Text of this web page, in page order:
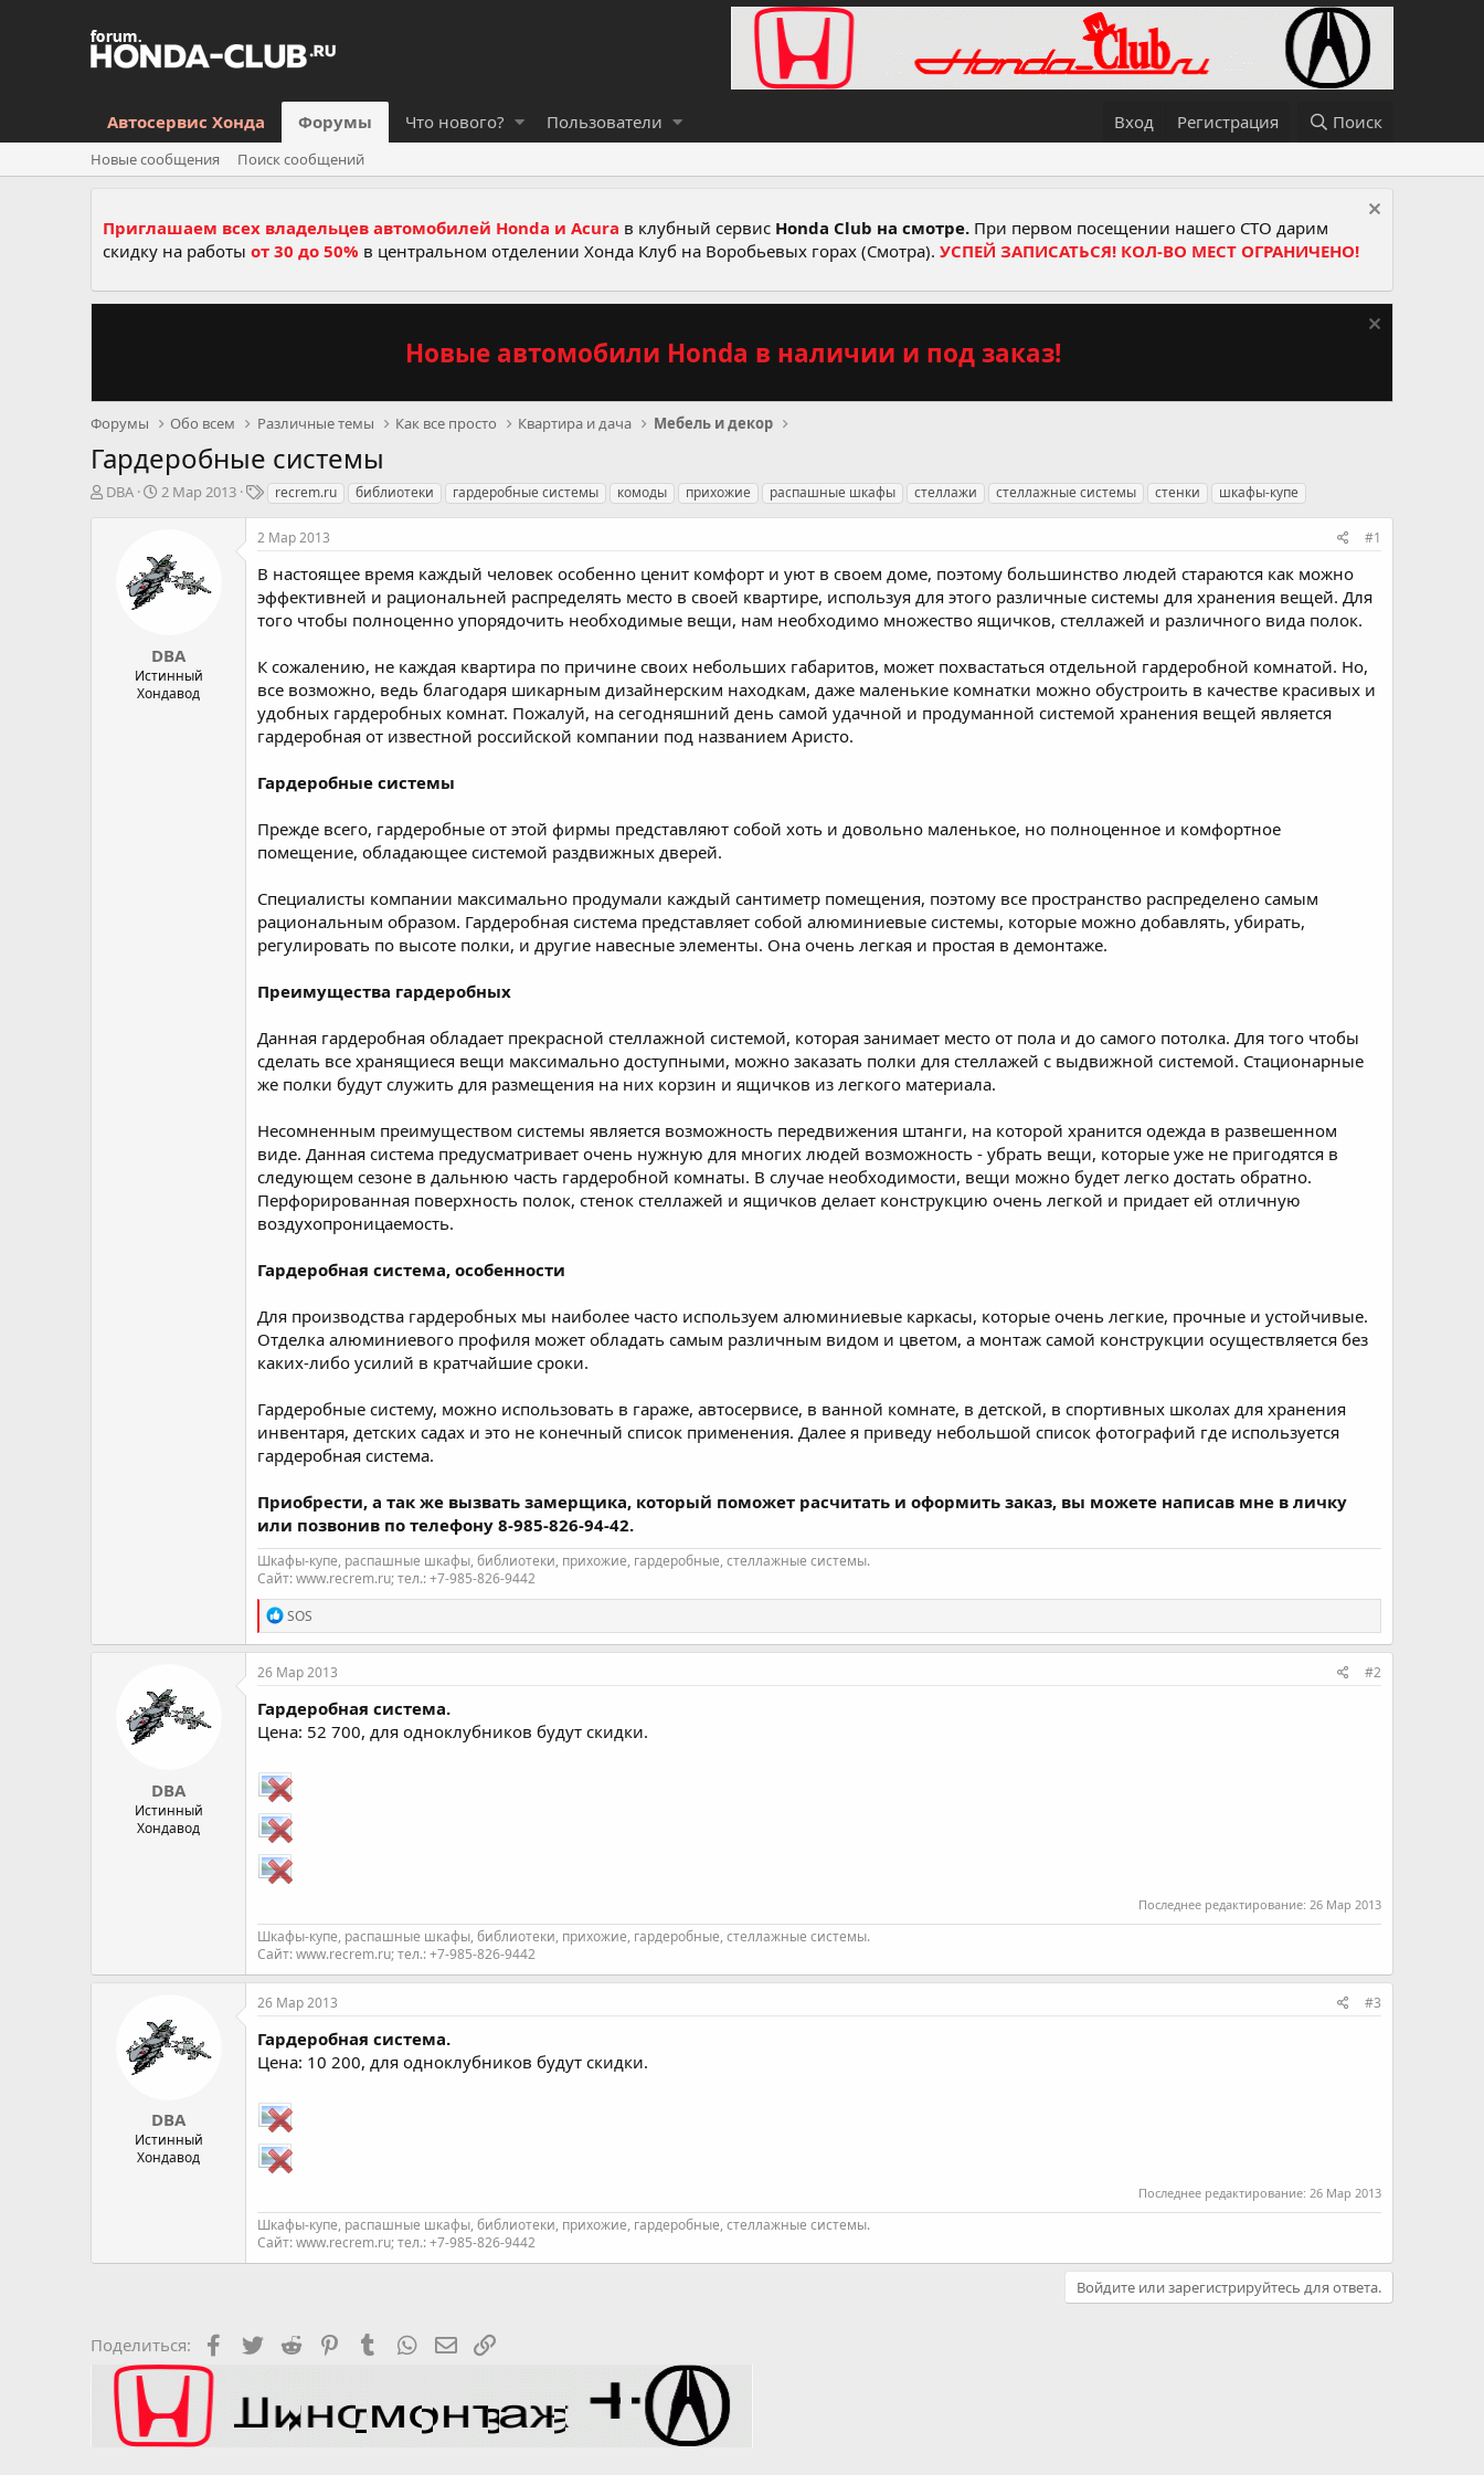
Автосервис Хонда Форумы Что нового? Пользователи Вход Регистрация Поиск
Новые сообщения Поиск сообщений
Приглашаем всех владельцев автомобилей Honda и Acura в клубный сервис Honda Club на смотре. При первом посещении нашего СТО дарим
скидку на работы от 30 до 50% в центральном отделении Хонда Клуб на Воробьевых горах (Смотра). УСПЕЙ ЗАПИСАТЬСЯ! КОЛ-ВО МЕСТ ОГРАНИЧЕНО!
Новые автомобили Honda в наличии и под заказ!
Форумы Обо всем Различные темы Как все просто Квартира и дача Мебель и декор
Гардеробные системы
А
DBA
Д
а
н
а
л
а
2 Мар 2013
Т
г
recrem.ru библиотеки гардеробные системы комоды прихожие распашные шкафы стеллажи стеллажные системы стенки шкафы-купе
DBA
Истинный
Хондавод
2 Мар 2013 #1
В настоящее время каждый человек особенно ценит комфорт и уют в своем доме, поэтому большинство людей стараются как можно
эффективней и рациональней распределять место в своей квартире, используя для этого различные системы для хранения вещей. Для
того чтобы полноценно упорядочить необходимые вещи, нам необходимо множество ящичков, стеллажей и различного вида полок.
К сожалению, не каждая квартира по причине своих небольших габаритов, может похвастаться отдельной гардеробной комнатой. Но,
все возможно, ведь благодаря шикарным дизайнерским находкам, даже маленькие комнатки можно обустроить в качестве красивых и
удобных гардеробных комнат. Пожалуй, на сегодняшний день самой удачной и продуманной системой хранения вещей является
гардеробная от известной российской компании под названием Аристо.
Гардеробные системы
Прежде всего, гардеробные от этой фирмы представляют собой хоть и довольно маленькое, но полноценное и комфортное
помещение, обладающее системой раздвижных дверей.
Специалисты компании максимально продумали каждый сантиметр помещения, поэтому все пространство распределено самым
рациональным образом. Гардеробная система представляет собой алюминиевые системы, которые можно добавлять, убирать,
регулировать по высоте полки, и другие навесные элементы. Она очень легкая и простая в демонтаже.
Преимущества гардеробных
Данная гардеробная обладает прекрасной стеллажной системой, которая занимает место от пола и до самого потолка. Для того чтобы
сделать все хранящиеся вещи максимально доступными, можно заказать полки для стеллажей с выдвижной системой. Стационарные
же полки будут служить для размещения на них корзин и ящичков из легкого материала.
Несомненным преимуществом системы является возможность передвижения штанги, на которой хранится одежда в развешенном
виде. Данная система предусматривает очень нужную для многих людей возможность - убрать вещи, которые уже не пригодятся в
следующем сезоне в дальнюю часть гардеробной комнаты. В случае необходимости, вещи можно будет легко достать обратно.
Перфорированная поверхность полок, стенок стеллажей и ящичков делает конструкцию очень легкой и придает ей отличную
воздухопроницаемость.
Гардеробная система, особенности
Для производства гардеробных мы наиболее часто используем алюминиевые каркасы, которые очень легкие, прочные и устойчивые.
Отделка алюминиевого профиля может обладать самым различным видом и цветом, а монтаж самой конструкции осуществляется без
каких-либо усилий в кратчайшие сроки.
Гардеробные систему, можно использовать в гараже, автосервисе, в ванной комнате, в детской, в спортивных школах для хранения
инвентаря, детских садах и это не конечный список применения. Далее я приведу небольшой список фотографий где используется
гардеробная система.
Приобрести, а так же вызвать замерщика, который поможет расчитать и оформить заказ, вы можете написав мне в личку
или позвонив по телефону 8-985-826-94-42.
Шкафы-купе, распашные шкафы, библиотеки, прихожие, гардеробные, стеллажные системы.
Сайт: www.recrem.ru; тел.: +7-985-826-9442
R
e
a
c
i
o
n
:
SOS
DBA
Истинный
Хондавод
26 Мар 2013 #2
Гардеробная система.
Цена: 52 700, для одноклубников будут скидки.
Последнее редактирование: 26 Мар 2013
Шкафы-купе, распашные шкафы, библиотеки, прихожие, гардеробные, стеллажные системы.
Сайт: www.recrem.ru; тел.: +7-985-826-9442
DBA
Истинный
Хондавод
26 Мар 2013 #3
Гардеробная система.
Цена: 10 200, для одноклубников будут скидки.
Последнее редактирование: 26 Мар 2013
Шкафы-купе, распашные шкафы, библиотеки, прихожие, гардеробные, стеллажные системы.
Сайт: www.recrem.ru; тел.: +7-985-826-9442
Войдите или зарегистрируйтесь для ответа.
Поделиться: Facebook
TwitterReddit PinterestTumblrWhatsAppЭлектронная почта
Ссылка